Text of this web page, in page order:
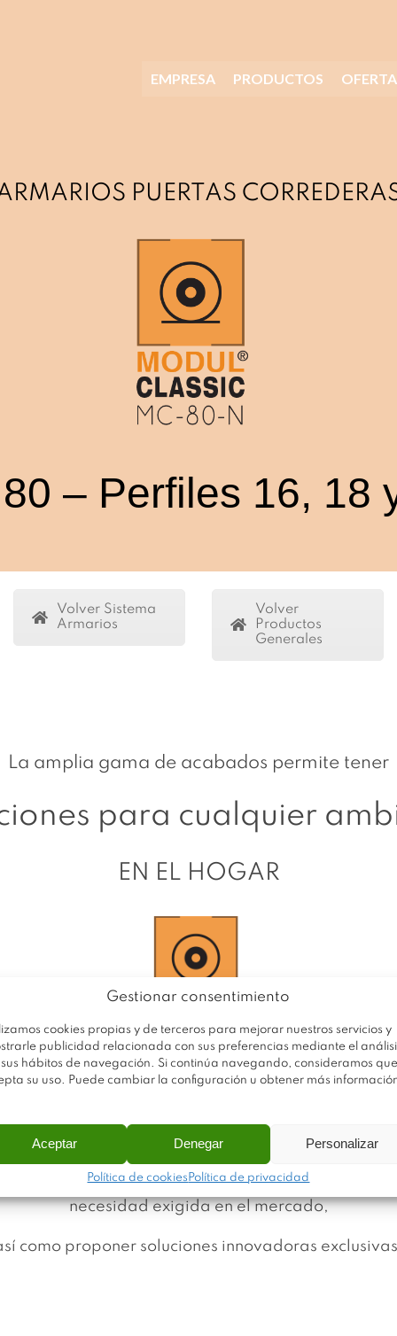
Gestionar consentimiento
cookies propias y de terceros para mejorar nuestros servicios y
publicidad relacionada con sus preferencias mediante el
hábitos de navegación. Si continúa navegando, consideramos que
su uso. Puede cambiar la configuración u obtener más
Aceptar Denegar Personalizar
Política de cookies Política de privacidad
EMPRESA PRODUCTOS
PUERTAS
– Perfiles 16, 18
Volver Sistema
Armarios
Volver
Productos
Generales
La amplia gama de acabados permite tener
para cualquier
EN EL HOGAR
está diseñado para el montaje de puertas de
de tablero laminado o
la gama de perfiles de aluminio podemos optar a
necesidad exigida en el mercado,
como proponer soluciones innovadoras